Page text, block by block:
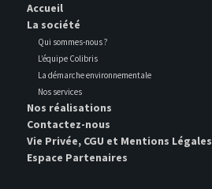
Accueil
La société
Qui sommes-nous ?
L’équipe Colibris
La démarche environnementale
Nos services
Nos réalisations
Contactez-nous
Vie Privée, CGU et Mentions Légales
Espace Partenaires